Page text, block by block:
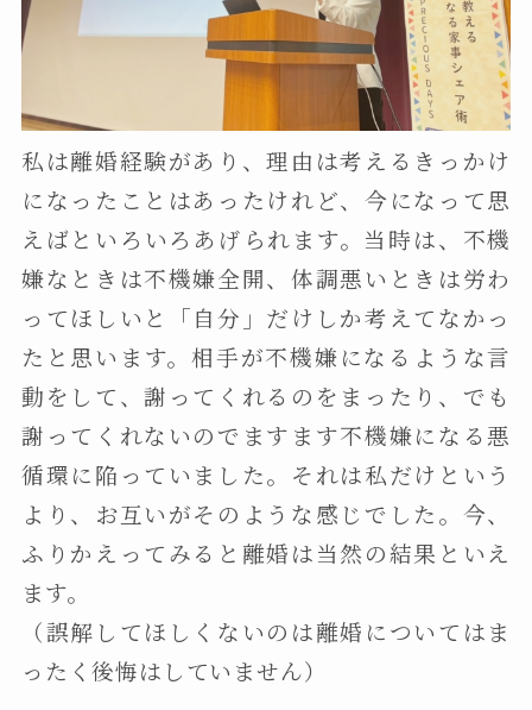
私は離婚経験があり、理由は考えるきっかけ
になったことはあったけれど、今になって思
えばといろいろあげられます。当時は、不機
嫌なときは不機嫌全開、体調悪いときは労わ
ってほしいと「自分」だけしか考えてなかっ
たと思います。相手が不機嫌になるような言
動をして、謝ってくれるのをまったり、でも
謝ってくれないのでますます不機嫌になる悪
循環に陥っていました。それは私だけという
より、お互いがそのような感じでした。今、
ふりかえってみると離婚は当然の結果といえ
ます。
（誤解してほしくないのは離婚についてはま
ったく後悔はしていません）